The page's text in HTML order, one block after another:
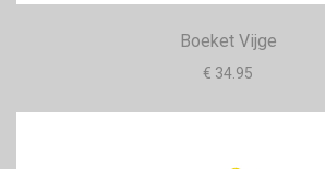
Boeket Vijge
€ 34.95